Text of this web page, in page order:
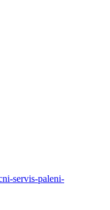
servis-paleni-